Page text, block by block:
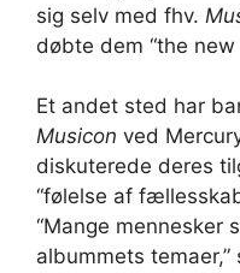
sig selv med fhv.
døbte dem “the new
Et andet sted har
Musicon ved
diskuterede deres
“følelse af
“Mange mennesker
albummets